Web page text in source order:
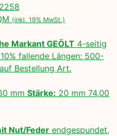
(inkl. 19% MwSt.)
Markant GEÖLT 4-seitig
fallende Längen: 500-
Bestellung Art.
mm Stärke: 20 mm 74,00
Nut/Feder endgespundet,